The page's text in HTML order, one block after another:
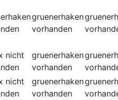
gruenerhaken
vorhanden
nicht
gruenerhaken
vorhanden
nicht
gruenerhaken
vorhanden